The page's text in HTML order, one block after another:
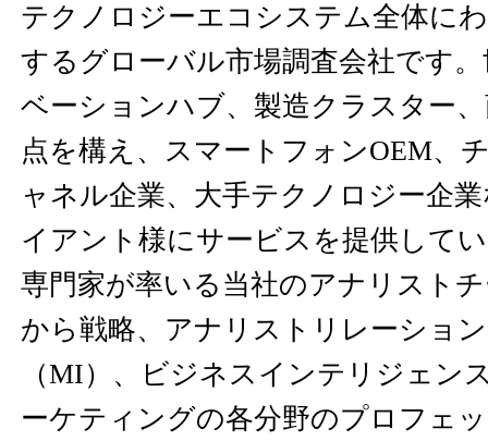
テクノロジーエコシステム全体に
するグローバル市場調査会社です
ベーションハブ、製造クラスター
点を構え、スマートフォンOEM、
ャネル企業、大手テクノロジー企
イアント様にサービスを提供して
専門家が率いる当社のアナリスト
から戦略、アナリストリレーショ
（MI）、ビジネスインテリジェン
ーケティングの各分野のプロフェ